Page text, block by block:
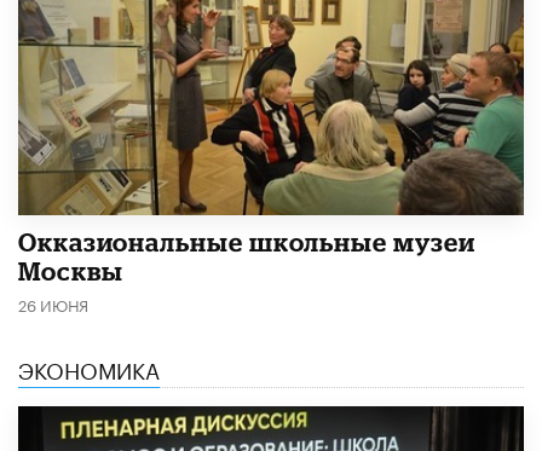
​Окказиональные школьные музеи
Москвы
26 ИЮНЯ
ЭКОНОМИКА